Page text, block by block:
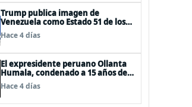
Trump publica imagen de
Venezuela como Estado 51 de los
EEUU
Hace 4 días
El expresidente peruano Ollanta
Humala, condenado a 15 años de
cárcel, sale libre al anularse su
caso
Hace 4 días